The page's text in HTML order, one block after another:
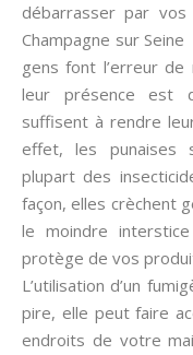
débarrasser par
Champagne sur
gens font l’erreur
leur présence est
suffisent à rendre
effet, les punaises
plupart des
façon, elles crèchent
le moindre
protège de vos
L’utilisation d’un
pire, elle peut faire
endroits de votre